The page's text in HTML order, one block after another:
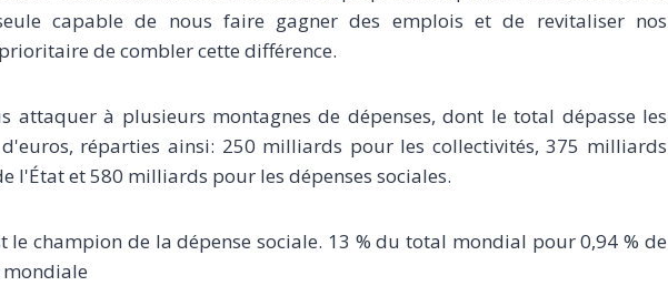
capable de nous faire gagner des emplois et de revitaliser nos
de combler cette différence.
attaquer à plusieurs montagnes de dépenses, dont le total dépasse les
réparties ainsi: 250 milliards pour les collectivités, 375 milliards
l'État et 580 milliards pour les dépenses sociales.
le champion de la dépense sociale. 13 % du total mondial pour 0,94 % de